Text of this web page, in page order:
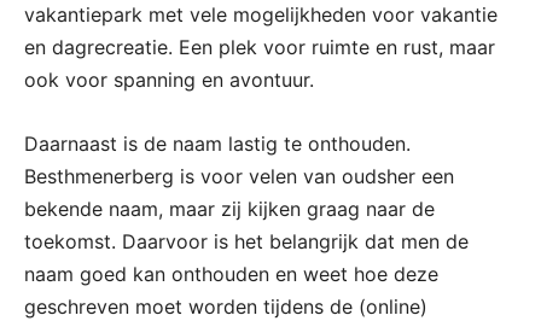
vakantiepark met vele mogelijkheden voor vakantie
en dagrecreatie. Een plek voor ruimte en rust, maar
ook voor spanning en avontuur.
Daarnaast is de naam lastig te onthouden.
Besthmenerberg is voor velen van oudsher een
bekende naam, maar zij kijken graag naar de
toekomst. Daarvoor is het belangrijk dat men de
naam goed kan onthouden en weet hoe deze
geschreven moet worden tijdens de (online)